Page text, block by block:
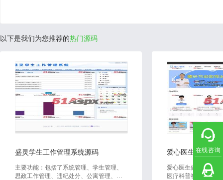
在线咨询
以下是我们为您推荐的热门源码
盛灵学生工作管理系统源码
主要功能：包括了系统管理、学生管理、
思政工作管理、违纪处分、公寓管理、个
爱心医生健康知识门
医疗科普视频、语